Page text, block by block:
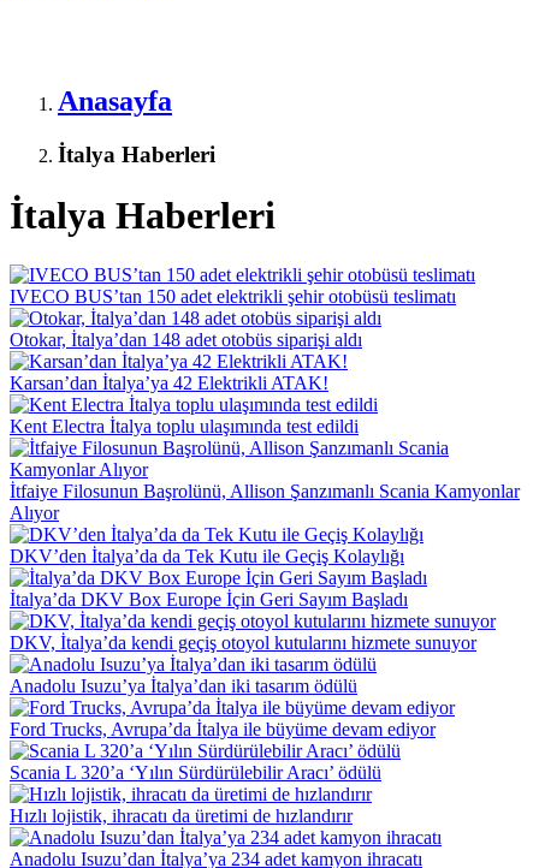
Anasayfa
İtalya Haberleri
İtalya Haberleri
IVECO BUS’tan 150 adet elektrikli şehir otobüsü teslimatı
Otokar, İtalya’dan 148 adet otobüs siparişi aldı
Karsan’dan İtalya’ya 42 Elektrikli ATAK!
Kent Electra İtalya toplu ulaşımında test edildi
İtfaiye Filosunun Başrolünü, Allison Şanzımanlı Scania Kamyonlar
Alıyor
DKV’den İtalya’da da Tek Kutu ile Geçiş Kolaylığı
İtalya’da DKV Box Europe İçin Geri Sayım Başladı
DKV, İtalya’da kendi geçiş otoyol kutularını hizmete sunuyor
Anadolu Isuzu’ya İtalya’dan iki tasarım ödülü
Ford Trucks, Avrupa’da İtalya ile büyüme devam ediyor
Scania L 320’a ‘Yılın Sürdürülebilir Aracı’ ödülü
Hızlı lojistik, ihracatı da üretimi de hızlandırır
Anadolu Isuzu’dan İtalya’ya 234 adet kamyon ihracatı